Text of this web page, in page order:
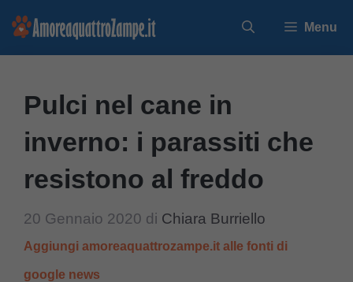
Vai
Menu
Pulci nel cane in
inverno: i parassiti che
resistono al freddo
20 Gennaio 2020 di Chiara Burriello
Aggiungi amoreaquattrozampe.it alle fonti di
google news